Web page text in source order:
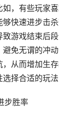
，有些玩家
快速进步击
致游戏结束后
免无谓的冲
从而增加生
择合适的玩法
步胜率